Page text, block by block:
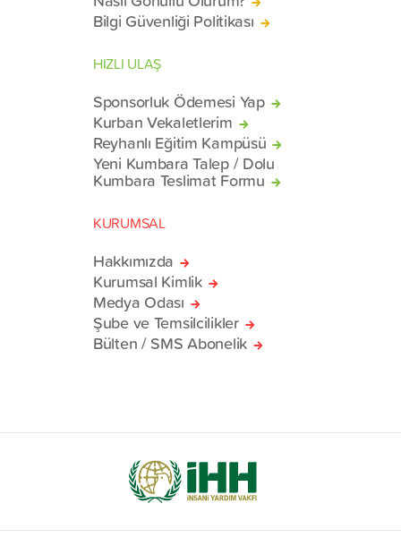
Bilgi Güvenliği Politikası
HIZLI ULAŞ
Sponsorluk Ödemesi Yap
Kurban Vekaletlerim
Reyhanlı Eğitim Kampüsü
Yeni Kumbara Talep / Dolu
Kumbara Teslimat Formu
KURUMSAL
Hakkımızda
Kurumsal Kimlik
Medya Odası
Şube ve Temsilcilikler
Bülten / SMS Abonelik